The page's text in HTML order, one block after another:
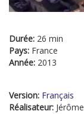
Durée: 26 min
Pays: France
Année: 2013
Version: Français
Réalisateur: